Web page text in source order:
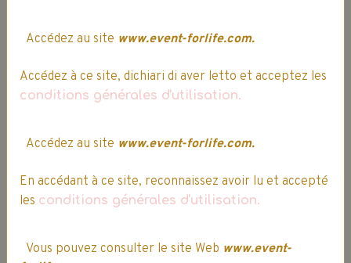
Livraison express sous 24h, en France et
Accédez au site www.event-forlife.com.
Accédez à ce site, dichiari di aver letto et acceptez les
conditions générales d'utilisation.
Accédez au site www.event-forlife.com.
En accédant à ce site, reconnaissez avoir lu et accepté
les conditions générales d'utilisation.
Vous pouvez consulter le site Web www.event-